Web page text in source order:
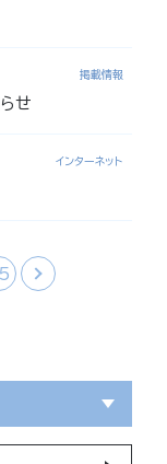
掲載情報
せ
インターネット
›